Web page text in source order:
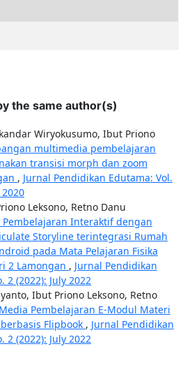
the same author(s)
Wiryokusumo, Ibut Priono
multimedia pembelajaran
transisi morph dan zoom
, Jurnal Pendidikan Edutama: Vol.
Leksono, Retno Danu
Pembelajaran Interaktif dengan
Storyline terintegrasi Rumah
pada Mata Pelajaran Fisika
2 Lamongan , Jurnal Pendidikan
2 (2022): July 2022
Ibut Priono Leksono, Retno
Media Pembelajaran E-Modul Materi
Flipbook , Jurnal Pendidikan
2 (2022): July 2022